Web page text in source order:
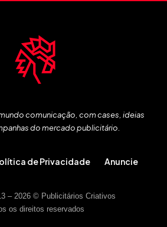
comunicação, com cases, ideias
do mercado publicitário.
de Privacidade Anuncie
– 2026 © Publicitários Criativos
os direitos reservados